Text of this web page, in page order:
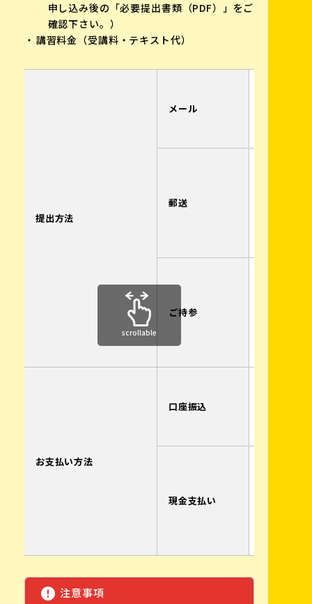
申し込み後の「必要提出書類（PDF）」をご
確認下さい。）
講習料金（受講料・テキスト代）
提出方法
メール
郵送
ご持参
お支払い方法
口座振込
現金支払い
scrollable
注意事項